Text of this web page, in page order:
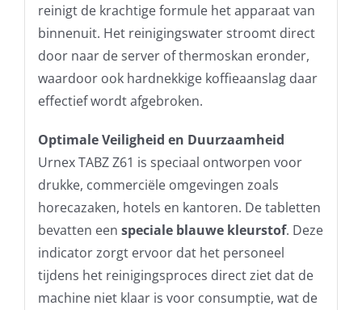
reinigt de krachtige formule het apparaat van
binnenuit. Het reinigingswater stroomt direct
door naar de server of thermoskan eronder,
waardoor ook hardnekkige koffieaanslag daar
effectief wordt afgebroken.
Optimale Veiligheid en Duurzaamheid
Urnex TABZ Z61 is speciaal ontworpen voor
drukke, commerciële omgevingen zoals
horecazaken, hotels en kantoren. De tabletten
bevatten een speciale blauwe kleurstof. Deze
indicator zorgt ervoor dat het personeel
tijdens het reinigingsproces direct ziet dat de
machine niet klaar is voor consumptie, wat de